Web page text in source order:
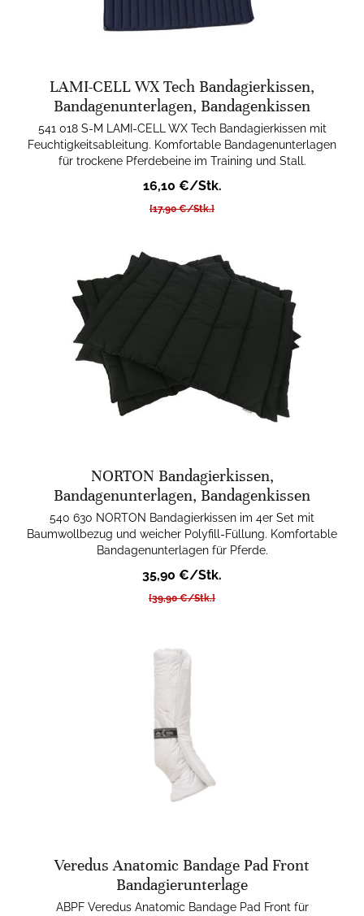
LAMI-CELL WX Tech Bandagierkissen,
Bandagenunterlagen, Bandagenkissen
541 018 S-M LAMI-CELL WX Tech Bandagierkissen mit
Feuchtigkeitsableitung. Komfortable Bandagenunterlagen
für trockene Pferdebeine im Training und Stall.
16,10 €/Stk.
[17,90 €/Stk.]
NORTON Bandagierkissen,
Bandagenunterlagen, Bandagenkissen
540 630 NORTON Bandagierkissen im 4er Set mit
Baumwollbezug und weicher Polyfill-Füllung. Komfortable
Bandagenunterlagen für Pferde.
35,90 €/Stk.
[39,90 €/Stk.]
Veredus Anatomic Bandage Pad Front
Bandagierunterlage
ABPF Veredus Anatomic Bandage Pad Front für